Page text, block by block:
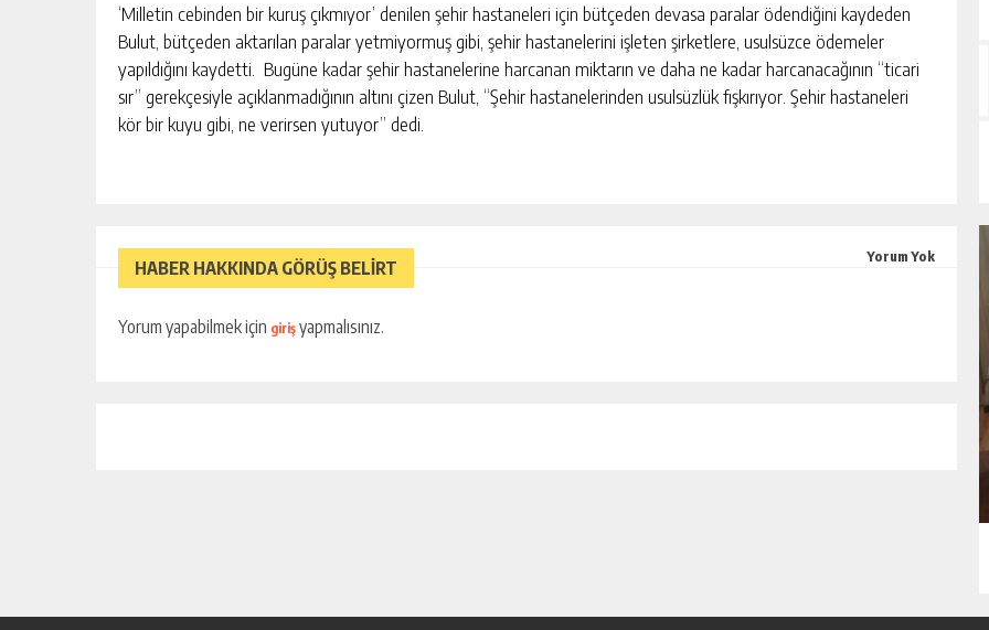
‘Milletin cebinden bir kuruş çıkmıyor’ denilen şehir hastaneleri için bütçeden devasa paralar ödendiğini kaydeden
Bulut, bütçeden aktarılan paralar yetmiyormuş gibi, şehir hastanelerini işleten şirketlere, usulsüzce ödemeler
yapıldığını kaydetti. Bugüne kadar şehir hastanelerine harcanan miktarın ve daha ne kadar harcanacağının “ticari
sır” gerekçesiyle açıklanmadığının altını çizen Bulut, “Şehir hastanelerinden usulsüzlük fışkırıyor. Şehir hastaneleri
kör bir kuyu gibi, ne verirsen yutuyor” dedi.
HABER HAKKINDA GÖRÜŞ BELİRT
Yorum Yok
Yorum yapabilmek için giriş yapmalısınız.